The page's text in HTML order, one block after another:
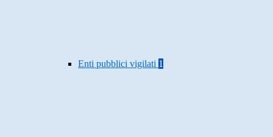
Enti pubblici vigilati 1